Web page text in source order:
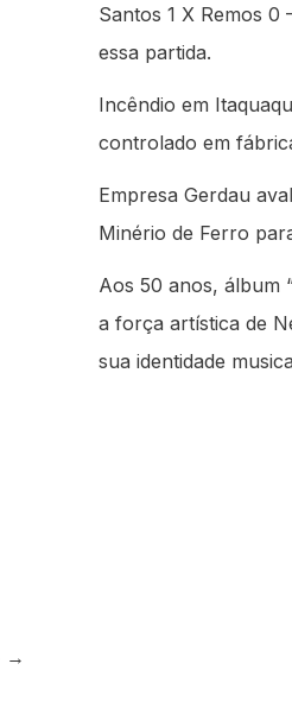
→
Santos 1 X Remos 0
essa partida.
Incêndio em
controlado em
Empresa Gerdau
Minério de Ferro
Aos 50 anos, álbum
a força artística de
sua identidade